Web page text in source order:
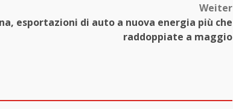
Weiter
esportazioni di auto a nuova energia più che
raddoppiate a maggio